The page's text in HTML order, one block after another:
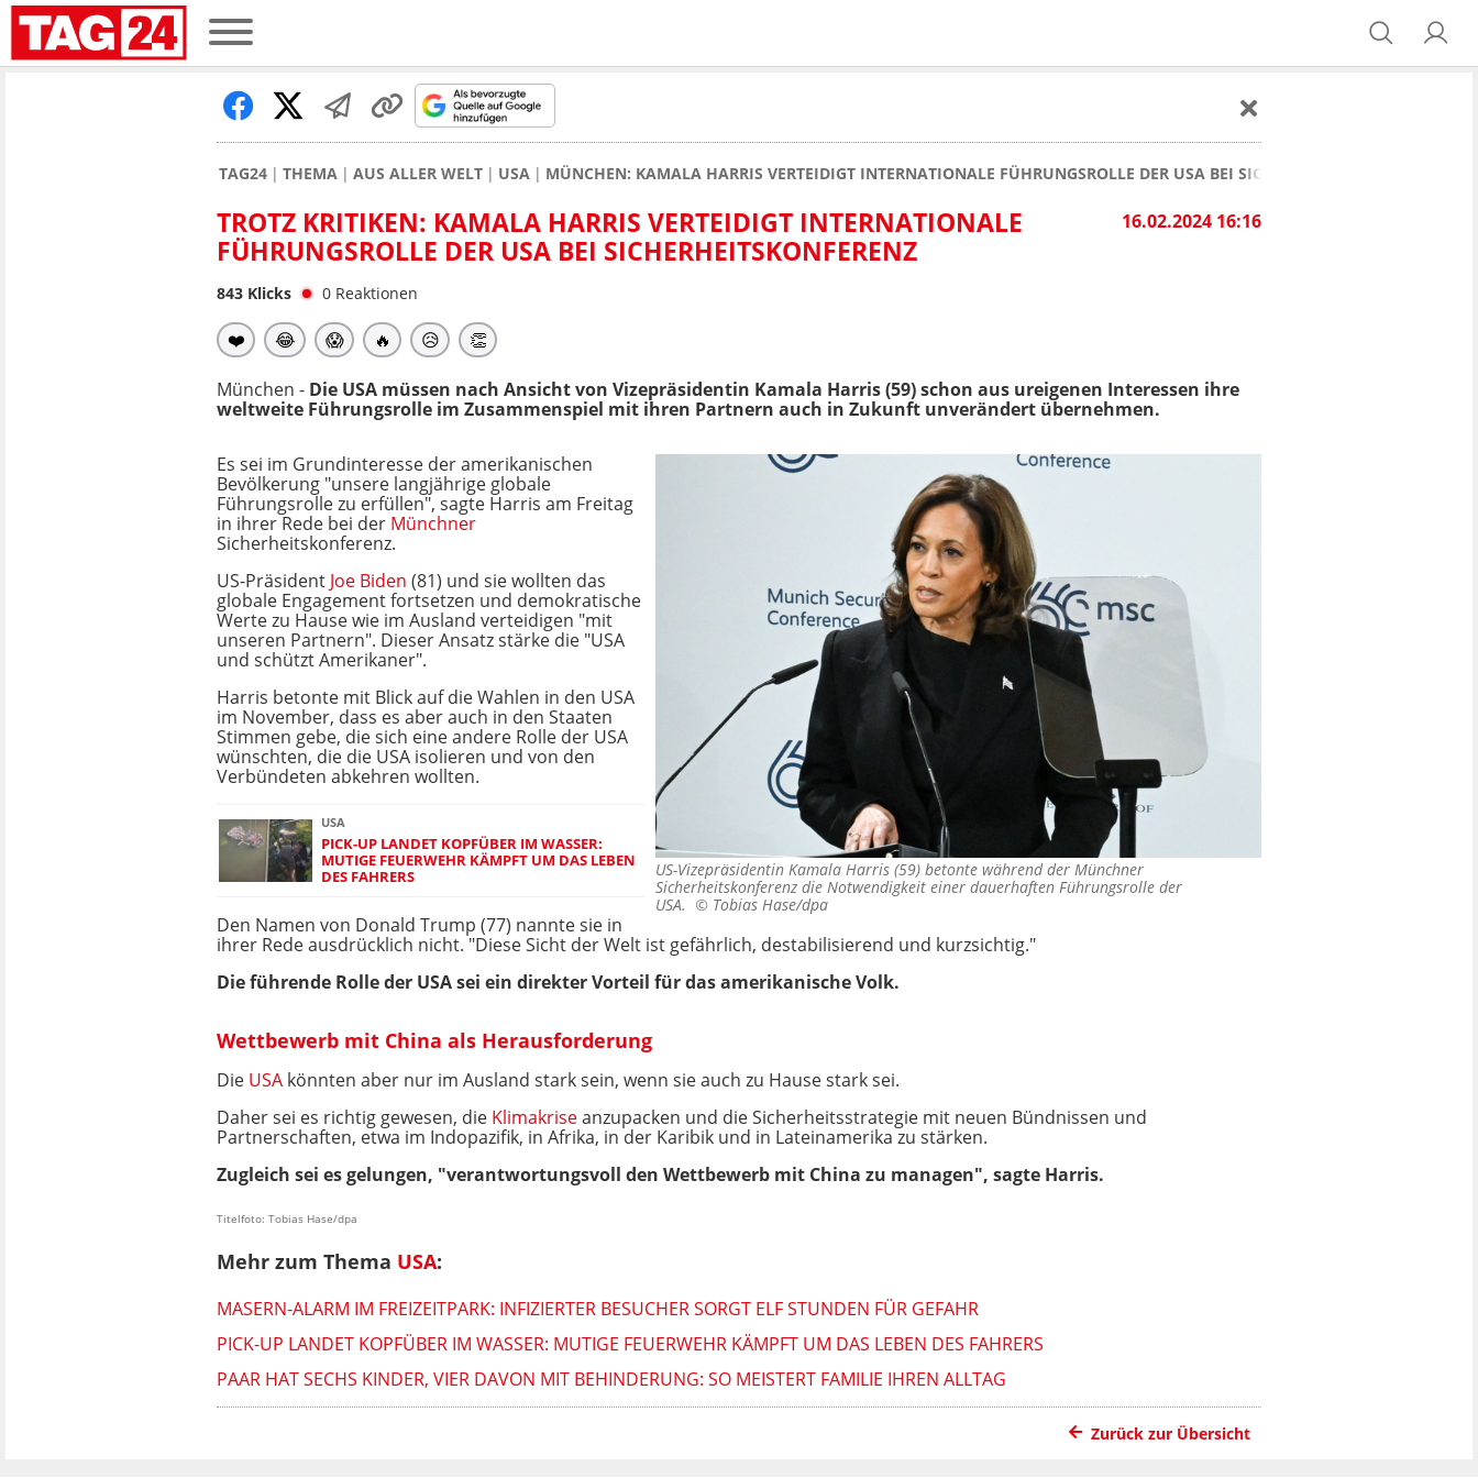
TAG24 THEMA AUS ALLER WELT USA MÜNCHEN: KAMALA HARRIS VERTEIDIGT INTERNATIONALE FÜHRUNGSROLLE DER USA BEI SICHERHEITSKONFERENZ
16.02.2024 16:16
TROTZ KRITIKEN: KAMALA HARRIS VERTEIDIGT INTERNATIONALE
FÜHRUNGSROLLE DER USA BEI SICHERHEITSKONFERENZ
843 Klicks 0 Reaktionen
❤️ 😂 😱 🔥 😥 👏
München - Die USA müssen nach Ansicht von Vizepräsidentin Kamala Harris (59) schon aus ureigenen Interessen ihre
weltweite Führungsrolle im Zusammenspiel mit ihren Partnern auch in Zukunft unverändert übernehmen.
US-Vizepräsidentin Kamala Harris (59) betonte während der Münchner
Sicherheitskonferenz die Notwendigkeit einer dauerhaften Führungsrolle der
USA. © Tobias Hase/dpa
Es sei im Grundinteresse der amerikanischen
Bevölkerung "unsere langjährige globale
Führungsrolle zu erfüllen", sagte Harris am Freitag
in ihrer Rede bei der Münchner
Sicherheitskonferenz.
US-Präsident Joe Biden (81) und sie wollten das
globale Engagement fortsetzen und demokratische
Werte zu Hause wie im Ausland verteidigen "mit
unseren Partnern". Dieser Ansatz stärke die "USA
und schützt Amerikaner".
Harris betonte mit Blick auf die Wahlen in den USA
im November, dass es aber auch in den Staaten
Stimmen gebe, die sich eine andere Rolle der USA
wünschten, die die USA isolieren und von den
Verbündeten abkehren wollten.
USA
PICK-UP LANDET KOPFÜBER IM WASSER:
MUTIGE FEUERWEHR KÄMPFT UM DAS LEBEN
DES FAHRERS
Den Namen von Donald Trump (77) nannte sie in
ihrer Rede ausdrücklich nicht. "Diese Sicht der Welt ist gefährlich, destabilisierend und kurzsichtig."
Die führende Rolle der USA sei ein direkter Vorteil für das amerikanische Volk.
Wettbewerb mit China als Herausforderung
Die USA könnten aber nur im Ausland stark sein, wenn sie auch zu Hause stark sei.
Daher sei es richtig gewesen, die Klimakriseanzupacken und die Sicherheitsstrategie mit neuen Bündnissen und
Partnerschaften, etwa im Indopazifik, in Afrika, in der Karibik und in Lateinamerika zu stärken.
Zugleich sei es gelungen, "verantwortungsvoll den Wettbewerb mit China zu managen", sagte Harris.
Titelfoto: Tobias Hase/dpa
Mehr zum Thema USA:
MASERN-ALARM IM FREIZEITPARK: INFIZIERTER BESUCHER SORGT ELF STUNDEN FÜR GEFAHR
PICK-UP LANDET KOPFÜBER IM WASSER: MUTIGE FEUERWEHR KÄMPFT UM DAS LEBEN DES FAHRERS
PAAR HAT SECHS KINDER, VIER DAVON MIT BEHINDERUNG: SO MEISTERT FAMILIE IHREN ALLTAG
Zurück zur Übersicht